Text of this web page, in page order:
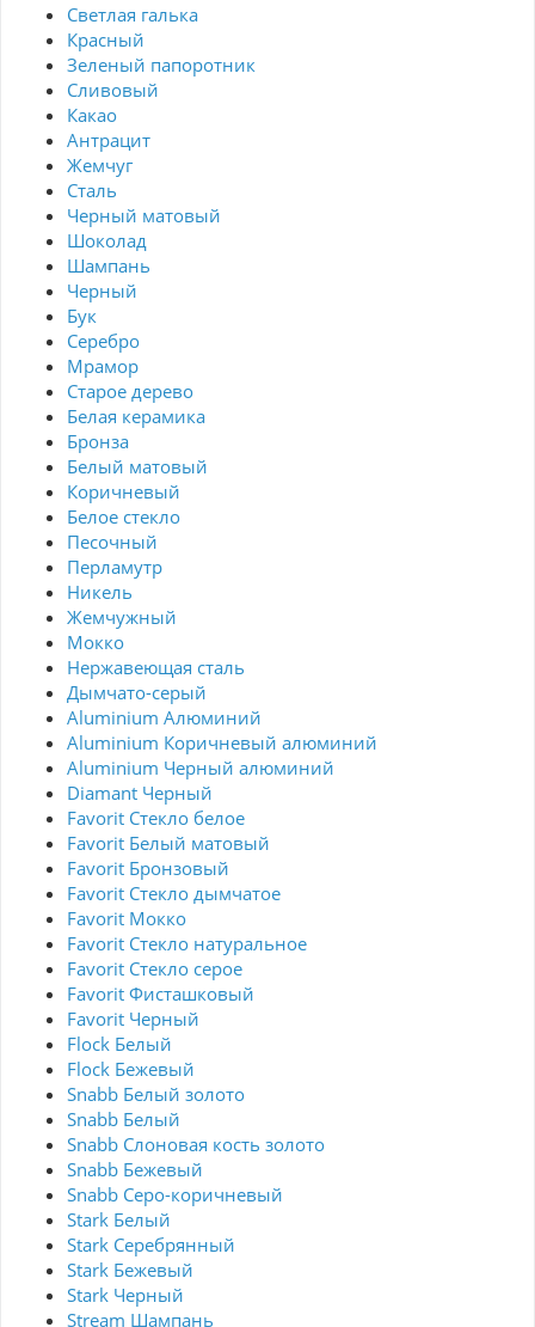
Светлая галька
Красный
Зеленый папоротник
Сливовый
Какао
Антрацит
Жемчуг
Сталь
Черный матовый
Шоколад
Шампань
Черный
Бук
Серебро
Мрамор
Старое дерево
Белая керамика
Бронза
Белый матовый
Коричневый
Белое стекло
Песочный
Перламутр
Никель
Жемчужный
Мокко
Нержавеющая сталь
Дымчато-серый
Aluminium Алюминий
Aluminium Коричневый алюминий
Aluminium Черный алюминий
Diamant Черный
Favorit Стекло белое
Favorit Белый матовый
Favorit Бронзовый
Favorit Стекло дымчатое
Favorit Мокко
Favorit Стекло натуральное
Favorit Стекло серое
Favorit Фисташковый
Favorit Черный
Flock Белый
Flock Бежевый
Snabb Белый золото
Snabb Белый
Snabb Слоновая кость золото
Snabb Бежевый
Snabb Серо-коричневый
Stark Белый
Stark Серебрянный
Stark Бежевый
Stark Черный
Stream Шампань